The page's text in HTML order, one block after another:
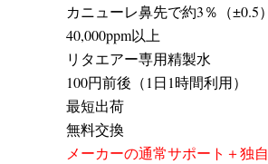
カニューレ鼻先で約3％（±0.5）
40,000ppm以上
リタエアー専用精製水
100円前後（1日1時間利用）
最短出荷
無料交換
メーカーの通常サポート＋独